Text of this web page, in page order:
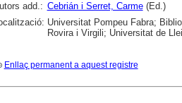
add.: Cebrián i Serret, Carme(Ed.)
Universitat Pompeu Fabra;
Rovira i Virgili; Universitat de
Enllaç permanent a aquest registre